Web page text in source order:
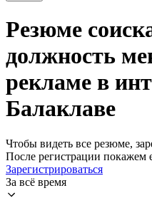
Резюме
должность
рекламе в
Балаклаве
Чтобы видеть все резюме,
После регистрации покажем
Зарегистрироваться
За всё время